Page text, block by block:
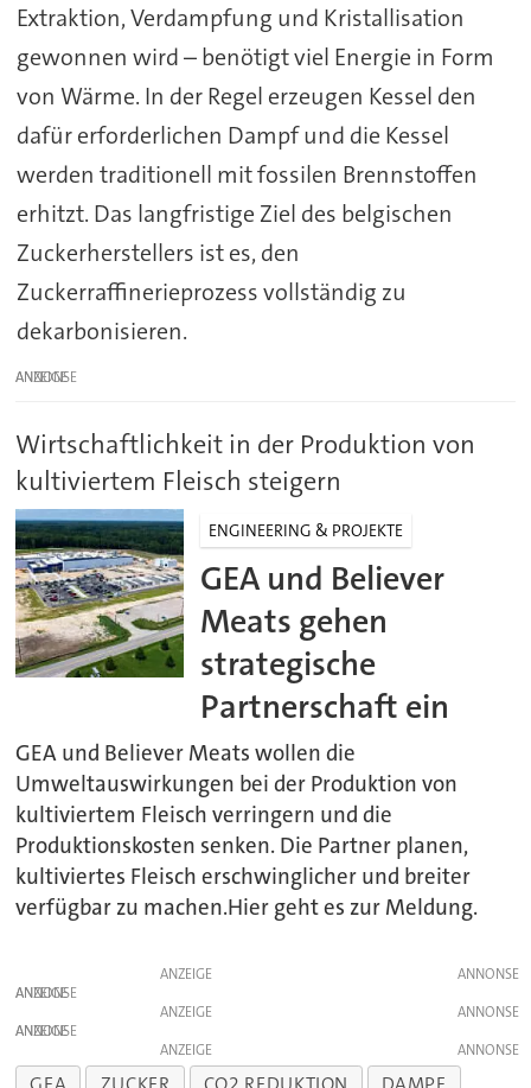
Extraktion, Verdampfung und Kristallisation
gewonnen wird – benötigt viel Energie in Form
von Wärme. In der Regel erzeugen Kessel den
dafür erforderlichen Dampf und die Kessel
werden traditionell mit fossilen Brennstoffen
erhitzt. Das langfristige Ziel des belgischen
Zuckerherstellers ist es, den
Zuckerraffinerieprozess vollständig zu
dekarbonisieren.
ANZEIGE
Wirtschaftlichkeit in der Produktion von
kultiviertem Fleisch steigern
ENGINEERING & PROJEKTE
GEA und Believer
Meats gehen
strategische
Partnerschaft ein
GEA und Believer Meats wollen die
Umweltauswirkungen bei der Produktion von
kultiviertem Fleisch verringern und die
Produktionskosten senken. Die Partner planen,
kultiviertes Fleisch erschwinglicher und breiter
verfügbar zu machen.Hier geht es zur Meldung.
ANZEIGE
ANZEIGE
ANZEIGE
ANZEIGE
ANZEIGE